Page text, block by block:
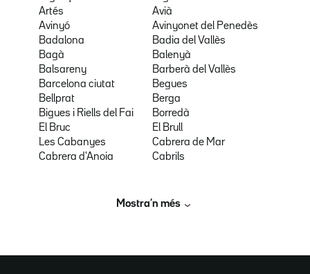
Artés
Avià
Avinyó
Avinyonet del Penedès
Badalona
Badia del Vallès
Bagà
Balenyà
Balsareny
Barberà del Vallès
Barcelona ciutat
Begues
Bellprat
Berga
Bigues i Riells del Fai
Borredà
El Bruc
El Brull
Les Cabanyes
Cabrera de Mar
Cabrera d'Anoia
Cabrils
Mostra’n més